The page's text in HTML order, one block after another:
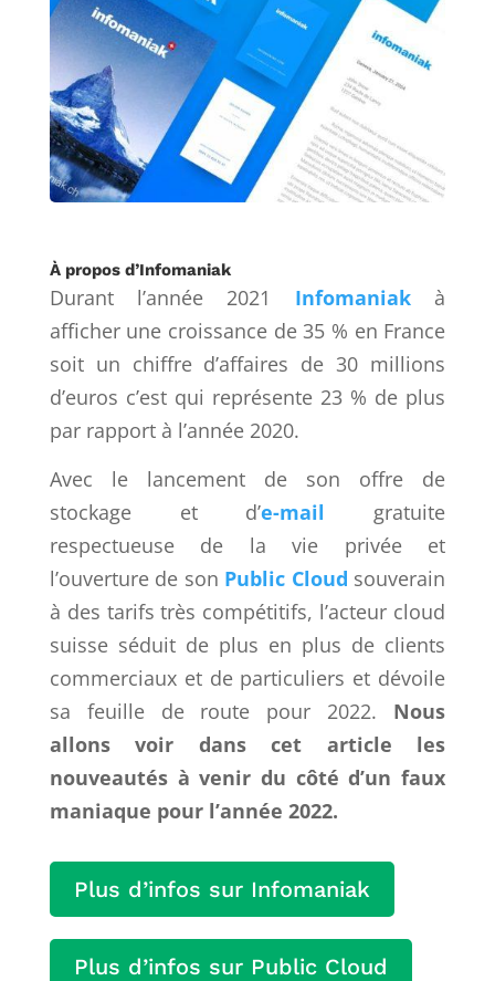
À propos d’Infomaniak
Durant l’année 2021 Infomaniakà
afficher une croissance de 35 % en France
soit un chiffre d’affaires de 30 millions
d’euros c’est qui représente 23 % de plus
par rapport à l’année 2020.
Avec le lancement de son offre de
stockage et d’e-mail gratuite
respectueuse de la vie privée et
l’ouverture de son Public Cloud souverain
à des tarifs très compétitifs, l’acteur cloud
suisse séduit de plus en plus de clients
commerciaux et de particuliers et dévoile
sa feuille de route pour 2022. Nous
allons voir dans cet article les
nouveautés à venir du côté d’un faux
maniaque pour l’année 2022.
Plus d’infos sur Infomaniak
Plus d’infos sur Public Cloud